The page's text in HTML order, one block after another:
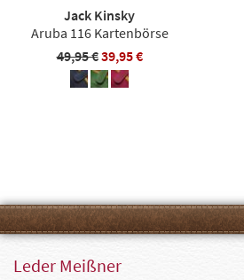
Jack Kinsky
Aruba 116 Kartenbörse
49,95 €39,95 €
Leder Meißner